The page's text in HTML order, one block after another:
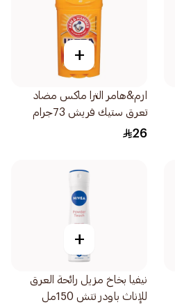
+
ارم&هامر الترا ماكس مضاد
تعرق ستيك فريش 73جرام
26
+
نيفيا بخاخ مزيل رائحة العرق
للإناث باودر تتش 150مل